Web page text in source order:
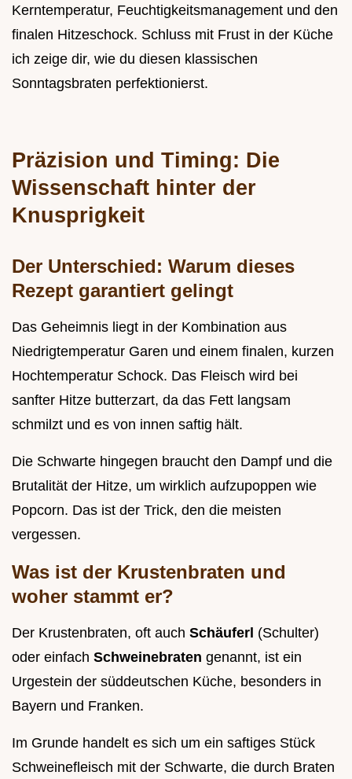
Kerntemperatur, Feuchtigkeitsmanagement und den
finalen Hitzeschock. Schluss mit Frust in der Küche
ich zeige dir, wie du diesen klassischen
Sonntagsbraten perfektionierst.
Präzision und Timing: Die
Wissenschaft hinter der
Knusprigkeit
Der Unterschied: Warum dieses
Rezept garantiert gelingt
Das Geheimnis liegt in der Kombination aus
Niedrigtemperatur Garen und einem finalen, kurzen
Hochtemperatur Schock. Das Fleisch wird bei
sanfter Hitze butterzart, da das Fett langsam
schmilzt und es von innen saftig hält.
Die Schwarte hingegen braucht den Dampf und die
Brutalität der Hitze, um wirklich aufzupoppen wie
Popcorn. Das ist der Trick, den die meisten
vergessen.
Was ist der Krustenbraten und
woher stammt er?
Der Krustenbraten, oft auch Schäuferl (Schulter)
oder einfach Schweinebraten genannt, ist ein
Urgestein der süddeutschen Küche, besonders in
Bayern und Franken.
Im Grunde handelt es sich um ein saftiges Stück
Schweinefleisch mit der Schwarte, die durch Braten